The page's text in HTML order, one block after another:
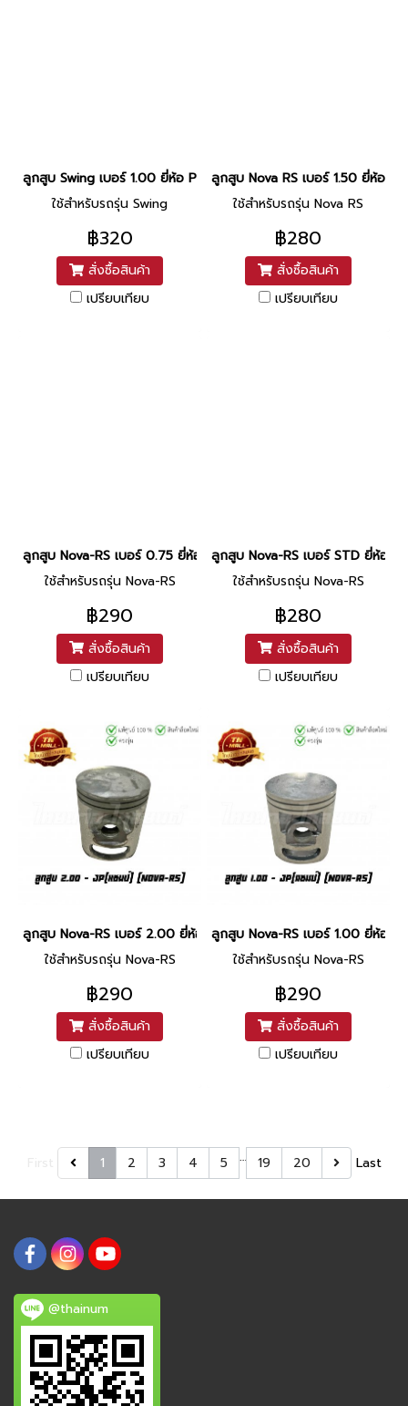
ลูกสูบ Swing เบอร์ 1.00 ยี่ห้อ PTK (DR5-44) (พร้อมแหวนและสลักสู
ใช้สำหรับรถรุ่น Swing
฿320
สั่งซื้อสินค้า
เปรียบเทียบ
ลูกสูบ Nova RS เบอร์ 1.50 ยี่ห้อ
ใช้สำหรับรถรุ่น Nova RS
฿280
สั่งซื้อสินค้า
เปรียบเทียบ
ลูกสูบ Nova-RS เบอร์ 0.75 ยี่ห้อ PTK (DR4-84) (พร้อมแหวนและสลั
ใช้สำหรับรถรุ่น Nova-RS
฿290
สั่งซื้อสินค้า
เปรียบเทียบ
ลูกสูบ Nova-RS เบอร์ STD ยี่ห้อ
ใช้สำหรับรถรุ่น Nova-RS
฿280
สั่งซื้อสินค้า
เปรียบเทียบ
ลูกสูบ Nova-RS เบอร์ 2.00 ยี่ห้อ แชมป์ (DR9-53) (พร้อมแหวนและส
ใช้สำหรับรถรุ่น Nova-RS
฿290
สั่งซื้อสินค้า
เปรียบเทียบ
ลูกสูบ Nova-RS เบอร์ 1.00 ยี่ห้อ
ใช้สำหรับรถรุ่น Nova-RS
฿290
สั่งซื้อสินค้า
เปรียบเทียบ
1 2 3 4 5 … 19 20 Last
@thainum